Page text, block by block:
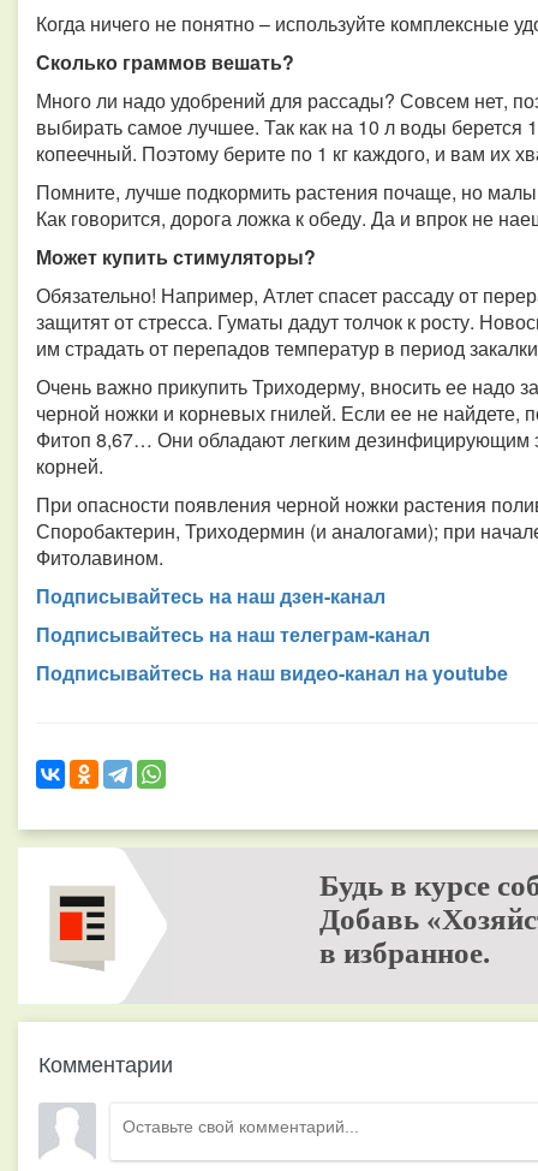
Когда ничего не понятно – используйте комплексные
Сколько граммов вешать?
Много ли надо удобрений для рассады? Совсем нет,
выбирать самое лучшее. Так как на 10 л воды берется
копеечный. Поэтому берите по 1 кг каждого, и вам их
Помните, лучше подкормить растения почаще, но
Как говорится, дорога ложка к обеду. Да и впрок не
Может купить стимуляторы?
Обязательно! Например, Атлет спасет рассаду от
защитят от стресса. Гуматы дадут толчок к росту.
им страдать от перепадов температур в период
Очень важно прикупить Триходерму, вносить ее надо
черной ножки и корневых гнилей. Если ее не найдете,
Фитоп 8,67… Они обладают легким дезинфицирующим
корней.
При опасности появления черной ножки растения
Споробактерин, Триходермин (и аналогами); при
Фитолавином.
Подписывайтесь на наш дзен-канал
Подписывайтесь на наш телеграм-канал
Подписывайтесь на наш видео-канал на youtube
Будь в курсе
Добавь
в избранное.
Комментарии